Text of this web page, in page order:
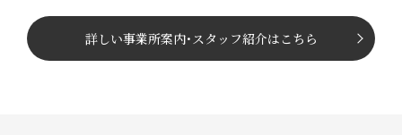
詳しい事業所案内･ スタッフ紹介はこちら